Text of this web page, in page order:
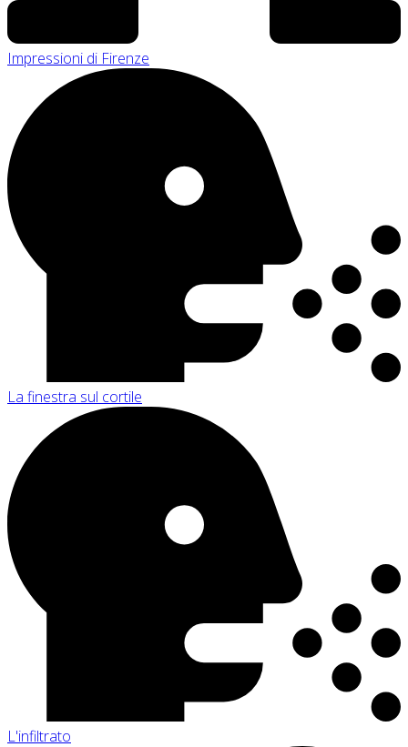
Impressioni di Firenze
La finestra sul cortile
L'infiltrato